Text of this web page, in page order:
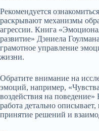
Рекомендуется
раскрывают механизмы
агрессии. Книга
развитие» Дэниела
грамотное управление
жизни.
Обратите внимание на
эмоций, например,
воздействия на
работа детально
принятие решений и